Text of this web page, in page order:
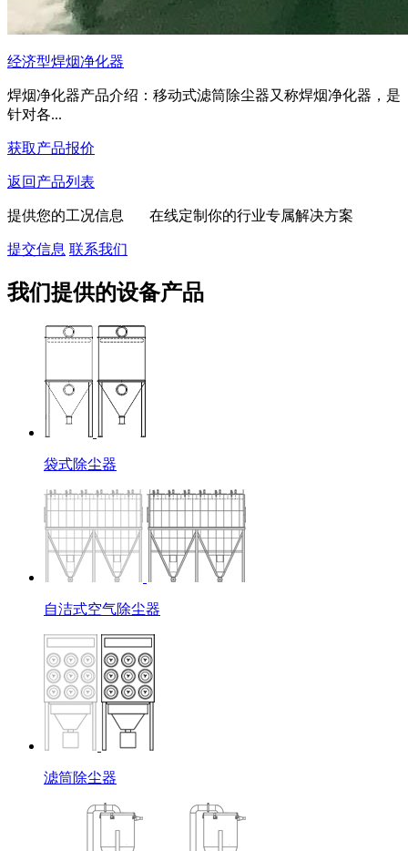
经济型焊烟净化器
焊烟净化器产品介绍：移动式滤筒除尘器又称焊烟净化器，是
针对各...
获取产品报价
返回产品列表
提供您的工况信息 在线定制你的行业专属解决方案
提交信息 联系我们
我们提供的设备产品
袋式除尘器
自洁式空气除尘器
滤筒除尘器